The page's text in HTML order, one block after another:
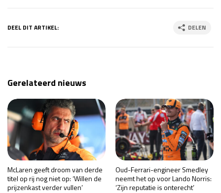
DEEL DIT ARTIKEL: DELEN
Gerelateerd nieuws
McLaren geeft droom van derde
titel op rij nog niet op: ‘Willen de
prijzenkast verder vullen’
Oud-Ferrari-engineer Smedley
neemt het op voor Lando Norris:
‘Zijn reputatie is onterecht’